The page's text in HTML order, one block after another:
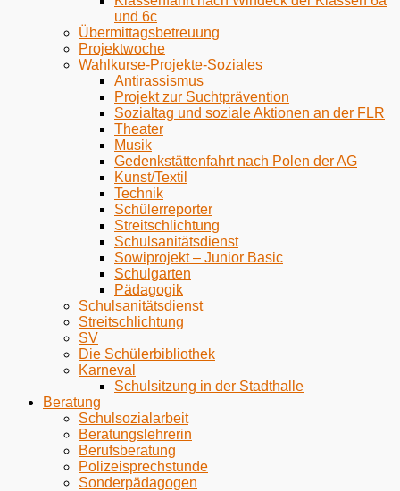
und 6c
Übermittagsbetreuung
Projektwoche
Wahlkurse-Projekte-Soziales
Antirassismus
Projekt zur Suchtprävention
Sozialtag und soziale Aktionen an der FLR
Theater
Musik
Gedenkstättenfahrt nach Polen der AG
Kunst/Textil
Technik
Schülerreporter
Streitschlichtung
Schulsanitätsdienst
Sowiprojekt – Junior Basic
Schulgarten
Pädagogik
Schulsanitätsdienst
Streitschlichtung
SV
Die Schülerbibliothek
Karneval
Schulsitzung in der Stadthalle
Beratung
Schulsozialarbeit
Beratungslehrerin
Berufsberatung
Polizeisprechstunde
Sonderpädagogen